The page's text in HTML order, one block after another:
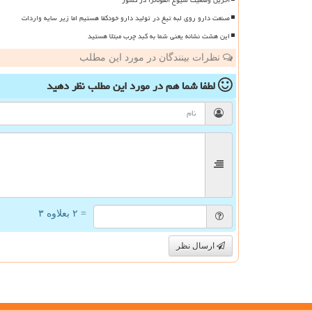
صنعت دارو روی لبه تیغ در تولید دارو خودکفا هستیم اما زیر سایه واردات
این هشت نشانه یعنی شما به کبد چرب مبتلا هستید
نظرات بینندگان در مورد این مطلب
لطفا شما همدر مورد این مطلبنظر دهید
= ۲ بعلاوه ۳
ارسال نظر